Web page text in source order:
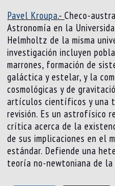
Pavel Kroupa.-Checo-
Astronomía en la
Helmholtz de la misma
investigación incluyen
marrones, formación de
galáctica y estelar, y la
cosmológicas y de
artículos científicos y una
revisión. Es un astrofísico
crítica acerca de la
de sus implicaciones en el
estándar. Defiende una
teoría no-newtoniana de la